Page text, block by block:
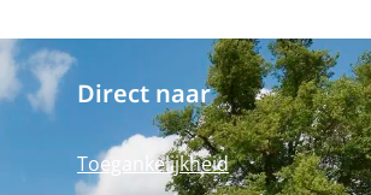
Direct naar
Toegankelijkheid